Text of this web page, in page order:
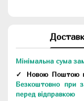
Мінімальна сума
✓ Новою Поштою
Безкоштовно при
перед відправкою